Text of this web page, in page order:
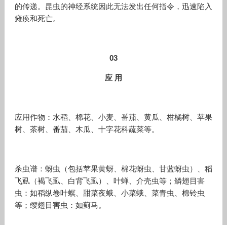
的传递。昆虫的神经系统因此无法发出任何指令，迅速陷入
瘫痪和死亡。
03
应 用
应用作物：水稻、棉花、小麦、番茄、黄瓜、柑橘树、苹果
树、茶树、番茄、木瓜、十字花科蔬菜等。
杀虫谱：蚜虫（包括苹果黄蚜、棉花蚜虫、甘蓝蚜虫）、稻
飞虱（褐飞虱、白背飞虱）、叶蝉、介壳虫等；鳞翅目害
虫：如稻纵卷叶螟、甜菜夜蛾、小菜蛾、菜青虫、棉铃虫
等；缨翅目害虫：如蓟马。